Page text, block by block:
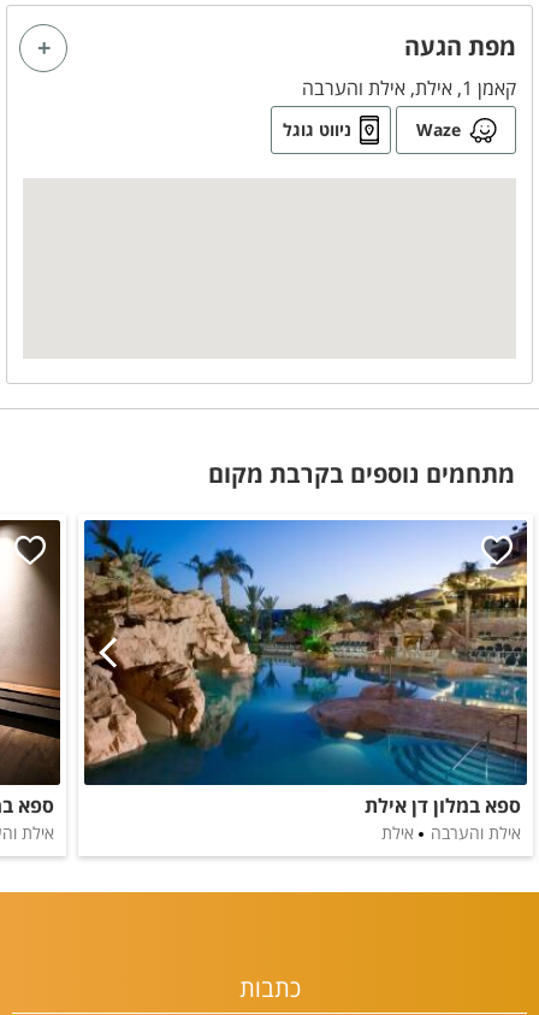
מפת הגעה
קאמן 1, אילת, אילת והערבה
Waze ניווט גוגל
מתחמים נוספים בקרבת מקום
ספא במלון דן אילת
אילת והערבה אילת
ספא
אילת
כתבות